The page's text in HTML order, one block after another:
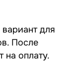
для
После
на оплату.